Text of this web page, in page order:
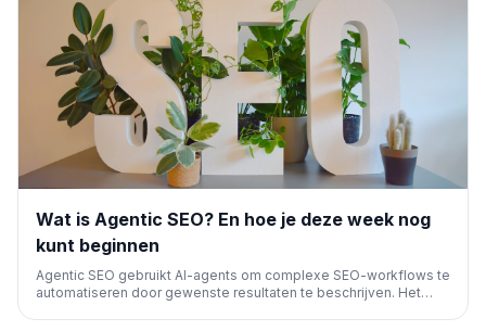
Wat is Agentic SEO? En hoe je deze week nog
kunt beginnen
Agentic SEO gebruikt AI-agents om complexe SEO-workflows te
automatiseren door gewenste resultaten te beschrijven. Het